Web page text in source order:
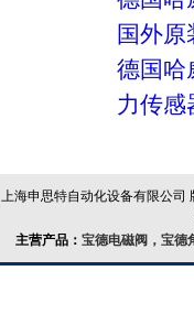
国外
德国哈
力传感
上海申思特自动化设备有限公司
主营产品：宝德电磁阀，宝德